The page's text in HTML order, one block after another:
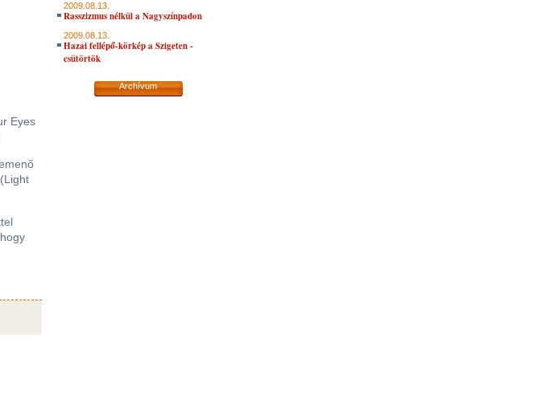
Eyes
2009.08.13.
Rasszizmus nélkül a Nagyszínpadon
2009.08.13.
Hazai fellépő-körkép a Szigeten -
csütörtök
Archívum